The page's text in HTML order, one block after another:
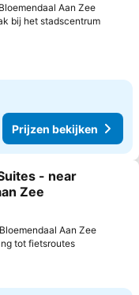
Aan Zee
bij het stadscentrum
Prijzen bekijken
aan favorieten
- near
Zee
Aan Zee
tot fietsroutes